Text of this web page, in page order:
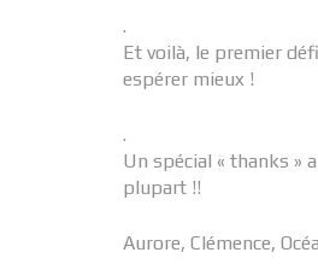
.
Et voilà, le premier
espérer mieux !
.
Un spécial « thanks »
plupart !!
Aurore, Clémence,